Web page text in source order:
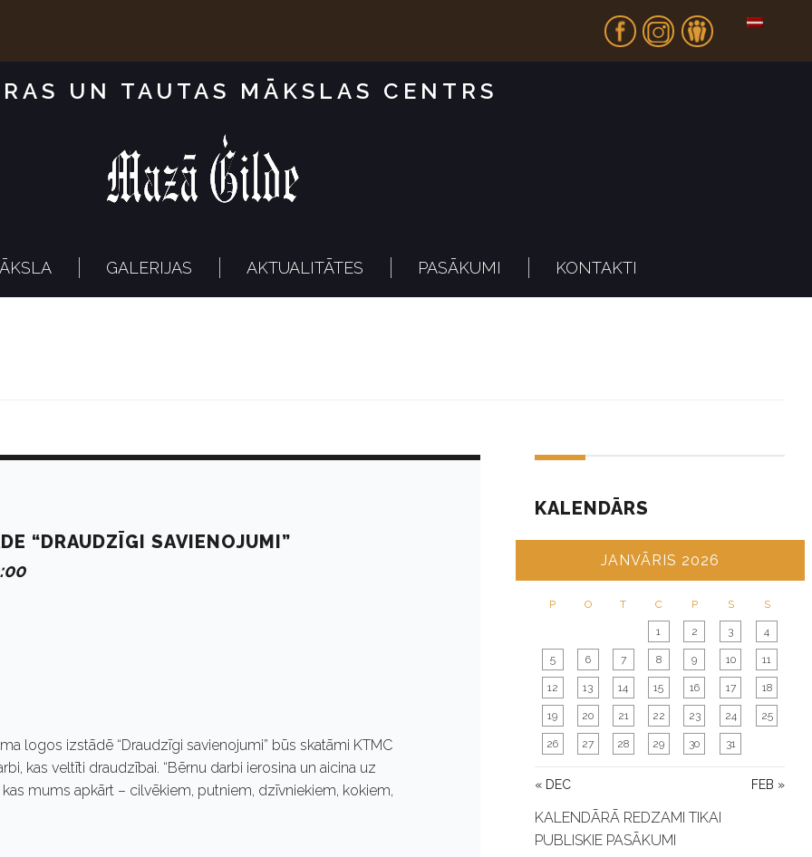
Fb In Dr
UN TAUTAS MĀKSLAS CENTRS
GALERIJAS AKTUALITĀTES PASĀKUMI KONTAKTI
“DRAUDZĪGI SAVIENOJUMI”
logos izstādē “Draudzīgi savienojumi” būs skatāmi KTMC
kas veltīti draudzībai. “Bērnu darbi ierosina un aicina uz
mums apkārt – cilvēkiem, putniem, dzīvniekiem, kokiem,
KALENDĀRS
JANVĀRIS 2026
P O T C P S S
« DEC FEB »
1 2 3 4
5 6 7 8 9 10 11
12 13 14 15 16 17 18
19 20 21 22 23 24 25
26 27 28 29 30 31
KALENDĀRĀ REDZAMI TIKAI
PUBLISKIE PASĀKUMI